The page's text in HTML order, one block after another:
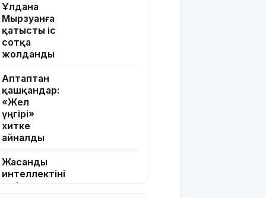
Ұлдана
Мырзуанға
қатысты іс
сотқа
жолданды
Аптаптан
қашқандар:
«Жел
үңгірі»
хитке
айналды
Жасанды
интеллектіні
өшіруге